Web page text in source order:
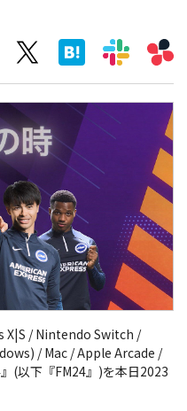
X|S / Nintendo Switch /
/ Mac / Apple Arcade /
(以下『FM24』)を本日2023